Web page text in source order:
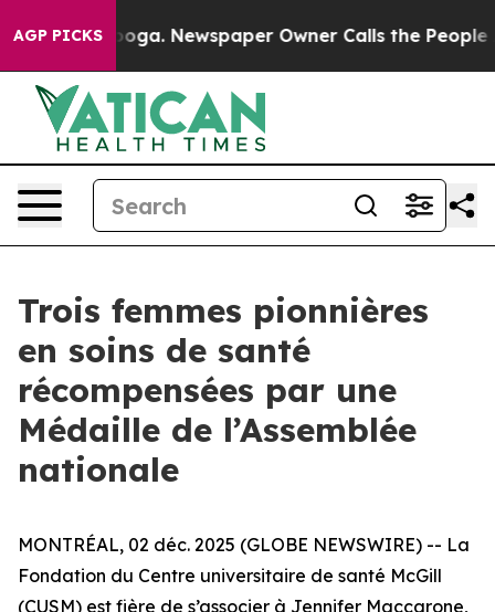
AGP PICKSNewspaper Owner Calls the People
Trois femmes pionnières
en soins de santé
récompensées par une
Médaille de l’Assemblée
nationale
MONTRÉAL, 02 déc. 2025 (GLOBE NEWSWIRE) -- La
Fondation du Centre universitaire de santé McGill
(CUSM) est fière de s’associer à Jennifer Maccarone,